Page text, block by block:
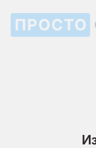
ПРОСТО